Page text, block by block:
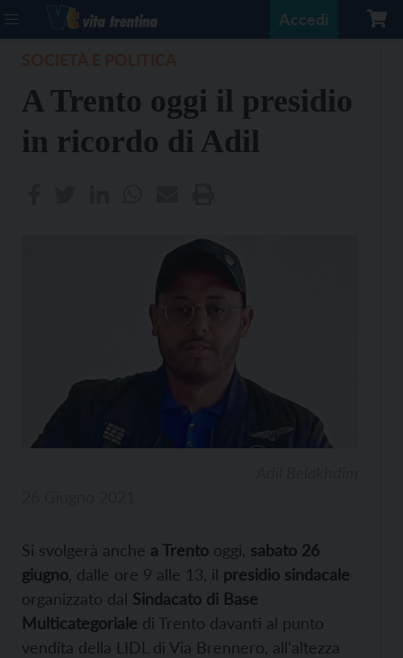
Accedi
A Trento oggi il presidio
in ricordo di Adil
Si svolgerà anche a Trento oggi, sabato 26
giugno , dalle ore 9 alle 13, il presidio sindacale
organizzato dal Sindacato di Base
Multicategoriale di Trento davanti al punto
vendita della LIDL di Via Brennero, all’altezza